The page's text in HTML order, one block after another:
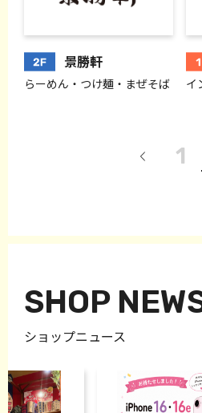
景勝軒
らーめん・つけ麺・まぜそば イ
1
SHOP
ショップニュース